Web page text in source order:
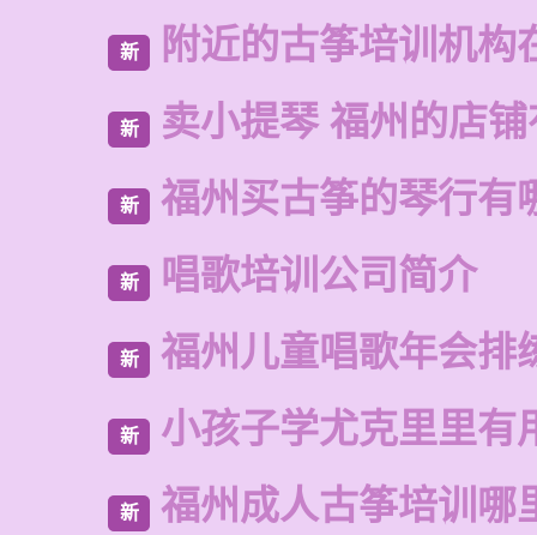
新 附近的古筝培训机构
新 卖小提琴 福州的店
新 福州买古筝的琴行有
新 唱歌培训公司简介
新 福州儿童唱歌年会排
新 小孩子学尤克里里有
新 福州成人古筝培训哪